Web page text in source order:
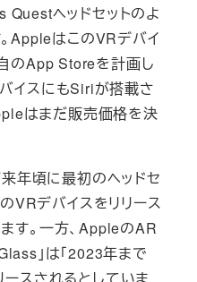
ヘッドセットのよ
AppleはこのVRデバイ
のApp Storeを計画し
イスにもSiriが搭載さ
はまだ販売価格を決
年頃に最初のヘッドセ
VRデバイスをリリース
す。一方、AppleのAR
」は「2023年まで